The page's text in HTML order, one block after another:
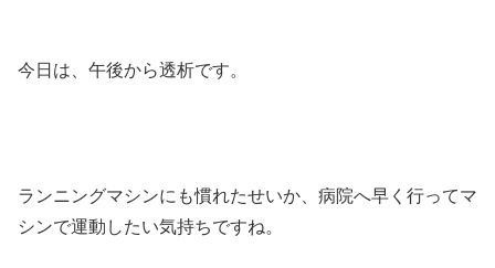
今日は、午後から透析です。
ランニングマシンにも慣れたせいか、病院へ早く行ってマ
シンで運動したい気持ちですね。